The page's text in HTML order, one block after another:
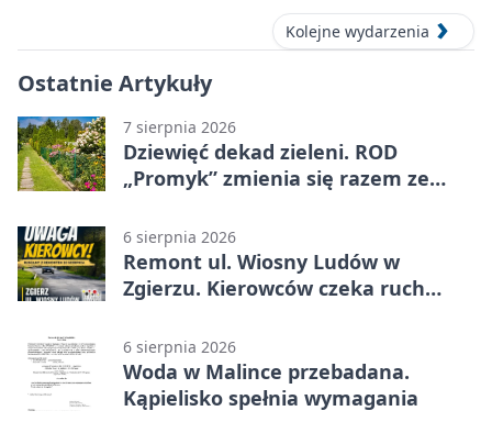
Kolejne wydarzenia
Ostatnie Artykuły
7 sierpnia 2026
Dziewięć dekad zieleni. ROD
„Promyk” zmienia się razem ze
6 sierpnia 2026
Remont ul. Wiosny Ludów w
Zgierzu. Kierowców czeka ruch
6 sierpnia 2026
Woda w Malince przebadana.
Kąpielisko spełnia wymagania